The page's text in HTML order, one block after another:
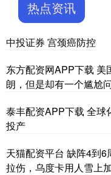
热点资讯
中投证券 宫颈癌防控
东方配资网APP下载 美
朗，但是却有一个尴尬
泰丰配资APP下载 全球
投产
天猫配资平台 缺阵4到
拉伤，乌度卡用人雪上